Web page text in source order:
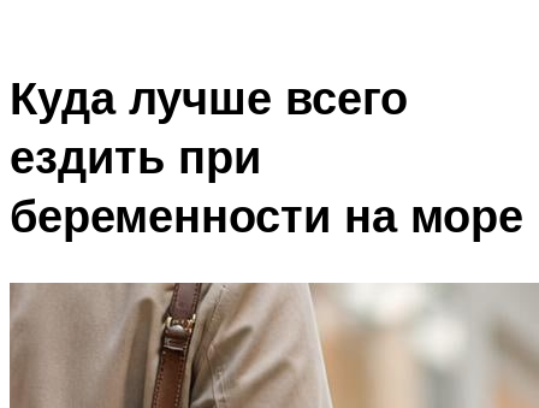
Куда лучше всего
ездить при
беременности на море